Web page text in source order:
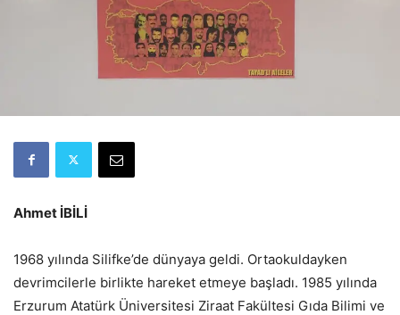
Ahmet İBİLİ
1968 yılında Silifke’de dünyaya geldi. Ortaokuldayken
devrimcilerle birlikte hareket etmeye başladı. 1985 yılında
Erzurum Atatürk Üniversitesi Ziraat Fakültesi Gıda Bilimi ve